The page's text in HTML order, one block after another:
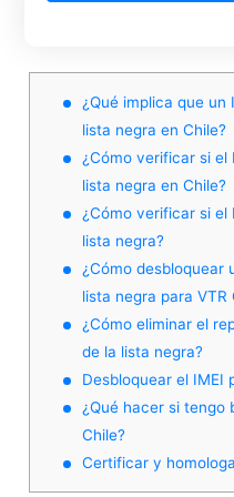
¿Qué implica que un
lista negra en Chile?
¿Cómo verificar si el
lista negra en Chile?
¿Cómo verificar si el
lista negra?
¿Cómo desbloquear
lista negra para VTR
¿Cómo eliminar el
de la lista negra?
Desbloquear el IMEI
¿Qué hacer si tengo
Chile?
Certificar y